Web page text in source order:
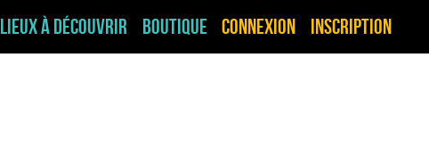
Lieux à découvrir Boutique Connexion Inscription